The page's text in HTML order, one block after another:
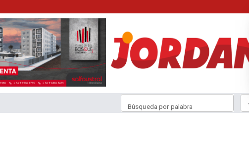
Búsqueda por palabra